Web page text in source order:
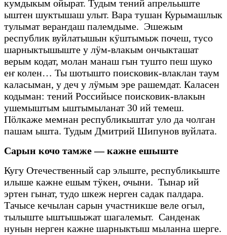
кумдыкым ойырат. Тудым тений апрельыште
ыштен шуктышаш улыт. Вара тушан Курымашлык
тулымат вераҥдаш палемдыме. Эшежым
республик вуйлатышын кӱштымыж почеш, тусо
шарныктышыште у лӱм-влакым ончыкташат
верым кодат, молан манаш гын тушто пеш шуко
еҥ колен… Ты шотышто поисковик-влаклан таум
каласыман, у деч у лӱмым эре рашемдат. Каласен
кодыман: тений Российысе поисковик-влакын
ушемыштым ыштымыланат 30 ий темеш.
Пӧлкаже мемнан республикыштат уло да чолган
пашам ышта. Тудым Дмитрий Шипунов вуйлата.
Сарын кочо тамже — кажне ешыште
Кугу Отечественный сар элыште, республикыште
илыше кажне ешым тӱкен, очыни. Тынар ий
эртен гынат, тудо шкеж нерген садак палдара.
Тачысе кечылан сарын участникше веле огыл,
тылыште ыштышыжат шагалемыт. Санденак
нунын нерген кажне шарныктыш мыланна шерге.